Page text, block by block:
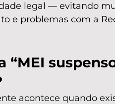
legal — evitando
e problemas com a
“MEI
acontece quando